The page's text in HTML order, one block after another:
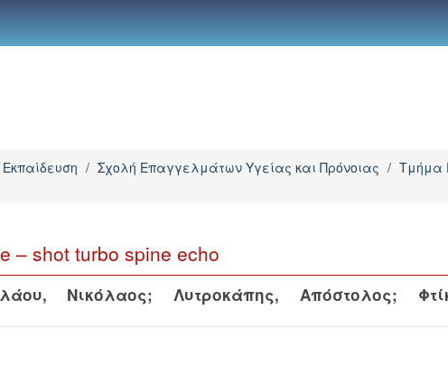
/ Σχολή Επαγγελμάτων Υγείας και Πρόνοιας / Τμήμα
shot turbo spine echo
Νικόλαος; Λυτροκάπης, Απόστολος;